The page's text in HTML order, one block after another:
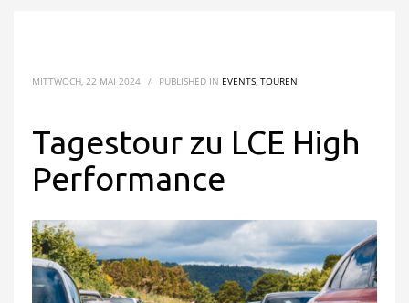
MITTWOCH, 22 MAI 2024 / PUBLISHED IN EVENTS, TOUREN
Tagestour zu LCE High
Performance